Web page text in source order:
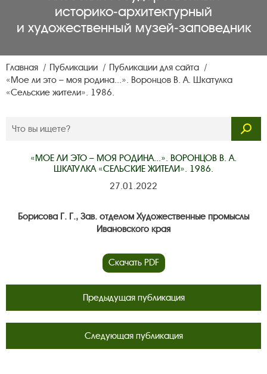
историко‑архитектурный
и художественный музей‑заповедник
Главная Публикации
Публикации для сайта
«Мое ли это – моя родина...». Воронцов В. А. Шкатулка
«Сельские жители». 1986.
«МОЕ ЛИ ЭТО – МОЯ РОДИНА...». ВОРОНЦОВ В. А.
ШКАТУЛКА «СЕЛЬСКИЕ ЖИТЕЛИ». 1986.
27.01.2022
Борисова Г. Г., Зав. отделом Художественные промыслы
Ивановского края
Скачать PDF
Предыдущая публикация
Следующая публикация